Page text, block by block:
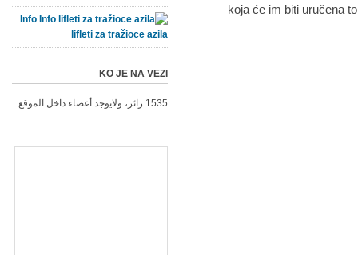
koja će im biti uručena
Info
lifleti za tražioce azila
KO JE NA VEZI
1535 زائر، ولايوجد أعضاء داخل الموقع